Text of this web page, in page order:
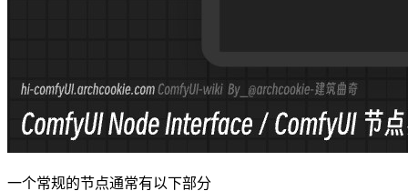
一个常规的节点通常有以下部分